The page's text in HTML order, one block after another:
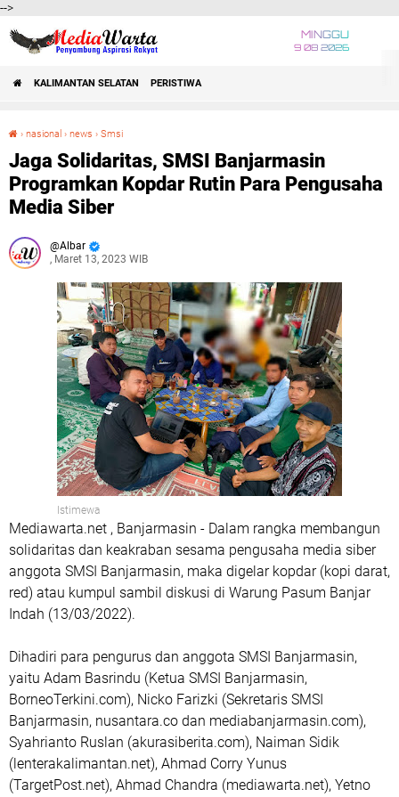
-->
MINGGU
9 08 2026
KALIMANTAN SELATAN PERISTIWA
› nasional › news › Smsi
Jaga Solidaritas, SMSI Banjarmasin
Programkan Kopdar Rutin Para Pengusaha
Media Siber
Albar
, Maret 13, 2023 WIB
Istimewa
Mediawarta.net , Banjarmasin - Dalam rangka membangun
solidaritas dan keakraban sesama pengusaha media siber
anggota SMSI Banjarmasin, maka digelar kopdar (kopi darat,
red) atau kumpul sambil diskusi di Warung Pasum Banjar
Indah (13/03/2022).
Dihadiri para pengurus dan anggota SMSI Banjarmasin,
yaitu Adam Basrindu (Ketua SMSI Banjarmasin,
BorneoTerkini.com), Nicko Farizki (Sekretaris SMSI
Banjarmasin, nusantara.co dan mediabanjarmasin.com),
Syahrianto Ruslan (akurasiberita.com), Naiman Sidik
(lenterakalimantan.net), Ahmad Corry Yunus
(TargetPost.net), Ahmad Chandra (mediawarta.net), Yetno